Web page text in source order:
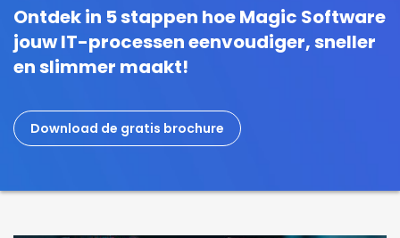
Ontdek in 5 stappen hoe Magic Software
jouw IT-processen eenvoudiger, sneller
en slimmer maakt!
Download de gratis brochure